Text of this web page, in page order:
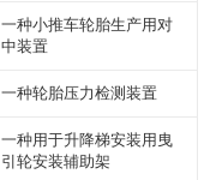
一种小推车轮胎生产用对
中装置
一种轮胎压力检测装置
一种用于升降梯安装用曳
引轮安装辅助架